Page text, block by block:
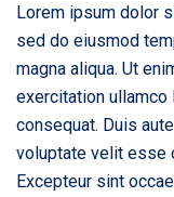
Lorem ipsum dolor
sed do eiusmod
magna aliqua. Ut
exercitation
consequat. Duis
voluptate velit esse
Excepteur sint